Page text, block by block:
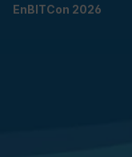
EnBITCon 2026